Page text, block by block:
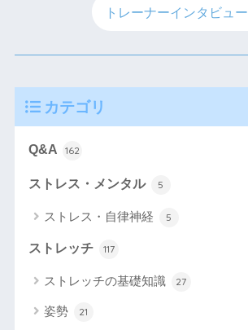
トレーナーインタビュー
カテゴリ
Q&A 162
ストレス・メンタル 5
ストレス・自律神経 5
ストレッチ 117
ストレッチの基礎知識 27
姿勢 21